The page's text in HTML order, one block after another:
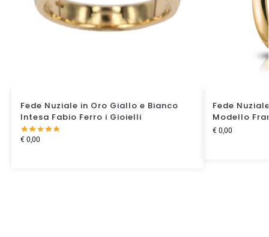
Fede Nuziale in Oro Giallo e Bianco
Intesa Fabio Ferro i Gioielli
€0,00
Fede
Modello
€0,00